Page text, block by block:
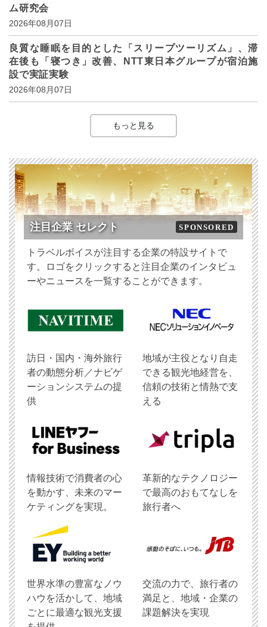
ム研究会
2026年08月07日
良質な睡眠を目的とした「スリープツーリズム」、滞
在後も「寝つき」改善、NTT東日本グループが宿泊施
設で実証実験
2026年08月07日
もっと見る
注目企業 セレクト SPONSORED
トラベルボイスが注目する企業の特設サイトで
す。ロゴをクリックすると注目企業のインタビュ
ーやニュースを一覧することができます。
訪日・国内・海外旅行
者の動態分析／ナビゲ
ーションシステムの提
供
地域が主役となり自走
できる観光地経営を、
信頼の技術と情熱で支
える
情報技術で消費者の心
を動かす、未来のマー
ケティングを実現。
革新的なテクノロジー
で最高のおもてなしを
旅行者へ
世界水準の豊富なノウ
ハウを活かして、地域
ごとに最適な観光支援
交流の力で、旅行者の
満足と、地域・企業の
課題解決を実現